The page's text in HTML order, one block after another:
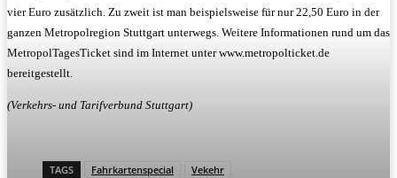
vier Euro zusätzlich. Zu zweit ist man beispielsweise für nur 22,50 Euro in der
ganzen Metropolregion Stuttgart unterwegs. Weitere Informationen rund um das
MetropolTagesTicket sind im Internet unter www.metropolticket.de
bereitgestellt.
(Verkehrs- und Tarifverbund Stuttgart)
TAGS Fahrkartenspecial Vekehr